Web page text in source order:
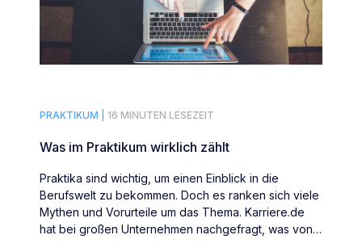
PRAKTIKUM | 16 MINUTEN LESEZEIT
Was im Praktikum wirklich zählt
Praktika sind wichtig, um einen Einblick in die
Berufswelt zu bekommen. Doch es ranken sich viele
Mythen und Vorurteile um das Thema. Karriere.de
hat bei großen Unternehmen nachgefragt, was von